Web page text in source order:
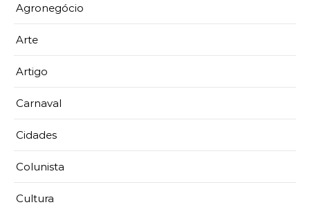
Agronegócio
Arte
Artigo
Carnaval
Cidades
Colunista
Cultura